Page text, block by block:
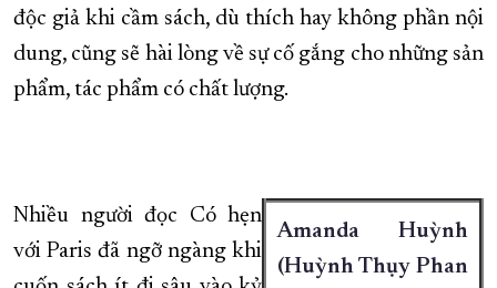
độc giả khi cầm sách, dù thích hay không phần nội
dung, cũng sẽ hài lòng về sự cố gắng cho những sản
phẩm, tác phẩm có chất lượng.
Amanda Huỳnh
(Huỳnh Thụy Phan
Nhiều người đọc Có hẹn
với Paris đã ngỡ ngàng khi